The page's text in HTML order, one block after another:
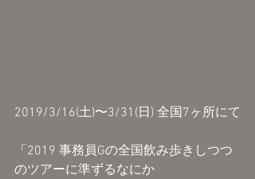
2019/3/16(土)〜3/31(日) 全国7ヶ所にて
「2019 事務員Gの全国飲み歩きしつつ
のツアーに準ずるなにか